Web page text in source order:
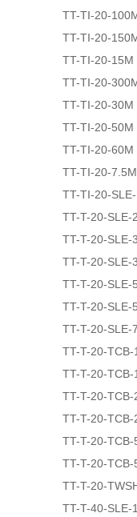
TT-TI-20-
TT-TI-20-
TT-TI-20-15M
TT-TI-20-
TT-TI-20-30M
TT-TI-20-50M
TT-TI-20-60M
TT-TI-20-7.5M
TT-TI-20-
TT-T-20-SLE-
TT-T-20-SLE-
TT-T-20-SLE-
TT-T-20-SLE-
TT-T-20-SLE-
TT-T-20-SLE-
TT-T-20-TCB-
TT-T-20-TCB-
TT-T-20-TCB-
TT-T-20-TCB-
TT-T-20-TCB-
TT-T-20-TCB-
TT-T-20-
TT-T-40-SLE-